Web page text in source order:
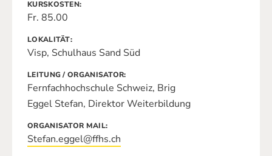
KURSKOSTEN
Fr. 85.00
LOKALITÄT
Visp, Schulhaus Sand Süd
LEITUNG / ORGANISATOR
Fernfachhochschule Schweiz, Brig
Eggel Stefan, Direktor Weiterbildung
ORGANISATOR MAIL
Stefan.eggel@ffhs.ch